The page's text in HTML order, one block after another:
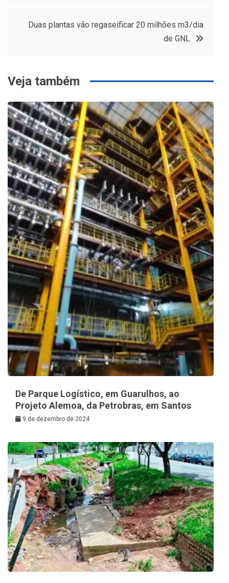
Duas plantas vão regaseificar 20 milhões m3/dia
de GNL
Veja também
De Parque Logístico, em Guarulhos, ao
Projeto Alemoa, da Petrobras, em Santos
9 de dezembro de 2024